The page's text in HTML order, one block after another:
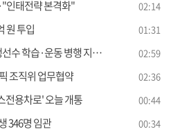
인태전략 본격화" 02:14
원 투입 01:31
·운동 병행 지원 [정책현장+] 02:59
조직위 업무협약 02:36
전용차로' 오늘 개통 00:44
346명 임관 00:34